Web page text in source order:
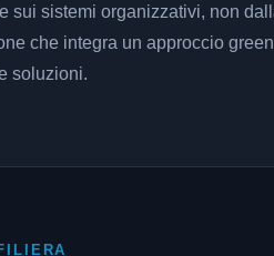
sui sistemi organizzativi, non
che integra un approccio
soluzioni.